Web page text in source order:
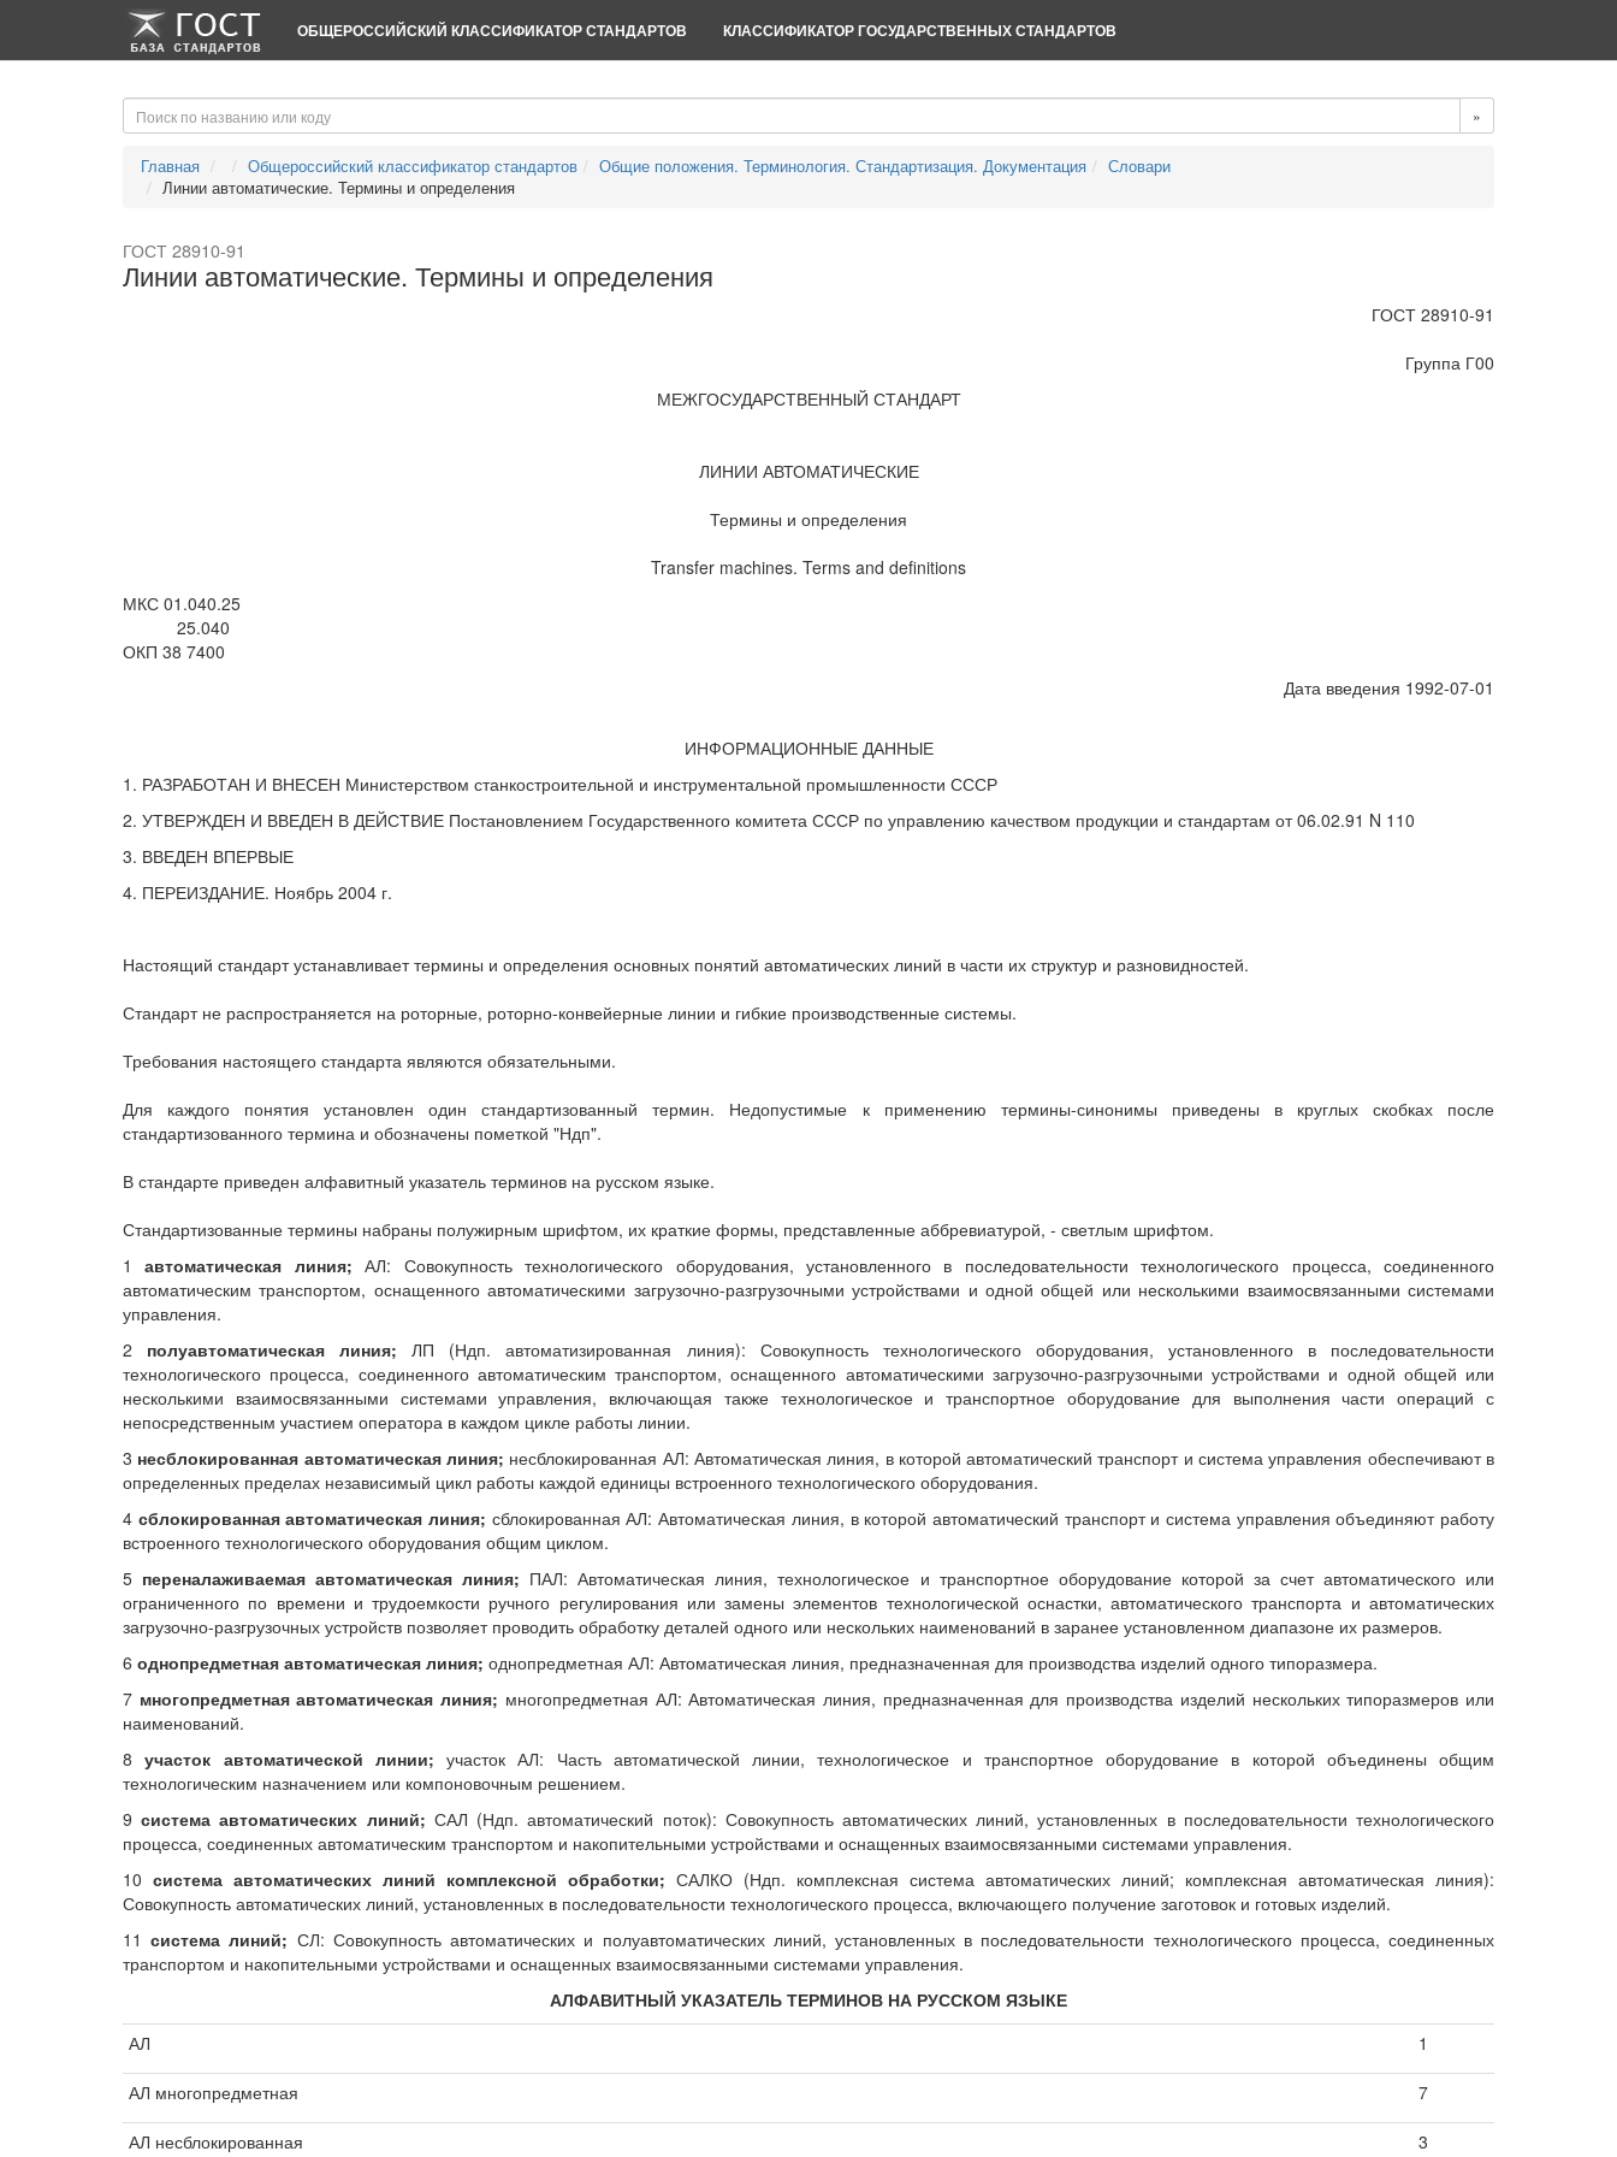
ОБЩЕРОССИЙСКИЙ КЛАССИФИКАТОР СТАНДАРТОВ КЛАССИФИКАТОР ГОСУДАРСТВЕННЫХ СТАНДАРТОВ
»
Главная Общероссийский классификатор стандартов Общие положения. Терминология. Стандартизация. Документация
Словари
Линии автоматические. Термины и определения
ГОСТ 28910-91
Линии автоматические. Термины и определения
ГОСТ 28910-91
Группа Г00
МЕЖГОСУДАРСТВЕННЫЙ СТАНДАРТ
ЛИНИИ АВТОМАТИЧЕСКИЕ
Термины и определения
Transfer machines. Terms and definitions
МКС 01.040.25
25.040
ОКП 38 7400
Дата введения 1992-07-01
ИНФОРМАЦИОННЫЕ ДАННЫЕ
1. РАЗРАБОТАН И ВНЕСЕН Министерством станкостроительной и инструментальной промышленности СССР
2. УТВЕРЖДЕН И ВВЕДЕН В ДЕЙСТВИЕ Постановлением Государственного комитета СССР по управлению качеством продукции и стандартам от 06.02.91 N 110
3. ВВЕДЕН ВПЕРВЫЕ
4. ПЕРЕИЗДАНИЕ. Ноябрь 2004 г.
Настоящий стандарт устанавливает термины и определения основных понятий автоматических линий в части их структур и разновидностей.
Стандарт не распространяется на роторные, роторно-конвейерные линии и гибкие производственные системы.
Требования настоящего стандарта являются обязательными.
Для каждого понятия установлен один стандартизованный термин. Недопустимые к применению термины-синонимы приведены в круглых скобках после
стандартизованного термина и обозначены пометкой "Ндп".
В стандарте приведен алфавитный указатель терминов на русском языке.
Стандартизованные термины набраны полужирным шрифтом, их краткие формы, представленные аббревиатурой, - светлым шрифтом.
1автоматическая линия; АЛ: Совокупность технологического оборудования, установленного в последовательности технологического процесса, соединенного
автоматическим транспортом, оснащенного автоматическими загрузочно-разгрузочными устройствами и одной общей или несколькими взаимосвязанными системами
управления.
2 полуавтоматическая линия; ЛП (Ндп. автоматизированная линия): Совокупность технологического оборудования, установленного в последовательности
технологического процесса, соединенного автоматическим транспортом, оснащенного автоматическими загрузочно-разгрузочными устройствами и одной общей или
несколькими взаимосвязанными системами управления, включающая также технологическое и транспортное оборудование для выполнения части операций с
непосредственным участием оператора в каждом цикле работы линии.
3 несблокированная автоматическая линия; несблокированная АЛ: Автоматическая линия, в которой автоматический транспорт и система управления обеспечивают в
определенных пределах независимый цикл работы каждой единицы встроенного технологического оборудования.
4 сблокированная автоматическая линия; сблокированная АЛ: Автоматическая линия, в которой автоматический транспорт и система управления объединяют работу
встроенного технологического оборудования общим циклом.
5 переналаживаемая автоматическая линия; ПАЛ: Автоматическая линия, технологическое и транспортное оборудование которой за счет автоматического или
ограниченного по времени и трудоемкости ручного регулирования или замены элементов технологической оснастки, автоматического транспорта и автоматических
загрузочно-разгрузочных устройств позволяет проводить обработку деталей одного или нескольких наименований в заранее установленном диапазоне их размеров.
6 однопредметная автоматическая линия; однопредметная АЛ: Автоматическая линия, предназначенная для производства изделий одного типоразмера.
7 многопредметная автоматическая линия; многопредметная АЛ: Автоматическая линия, предназначенная для производства изделий нескольких типоразмеров или
наименований.
8участок автоматической линии; участок АЛ: Часть автоматической линии, технологическое и транспортное оборудование в которой объединены общим
технологическим назначением или компоновочным решением.
9система автоматических линий; САЛ (Ндп. автоматический поток): Совокупность автоматических линий, установленных в последовательности технологического
процесса, соединенных автоматическим транспортом и накопительными устройствами и оснащенных взаимосвязанными системами управления.
10 система автоматических линий комплексной обработки; САЛКО (Ндп. комплексная система автоматических линий; комплексная автоматическая линия):
Совокупность автоматических линий, установленных в последовательности технологического процесса, включающего получение заготовок и готовых изделий.
11система линий; СЛ: Совокупность автоматических и полуавтоматических линий, установленных в последовательности технологического процесса, соединенных
транспортом и накопительными устройствами и оснащенных взаимосвязанными системами управления.
АЛФАВИТНЫЙ УКАЗАТЕЛЬ ТЕРМИНОВ НА РУССКОМ ЯЗЫКЕ
АЛ
1
АЛ многопредметная 7
АЛ несблокированная 3